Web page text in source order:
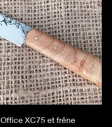
Office XC75 et frêne